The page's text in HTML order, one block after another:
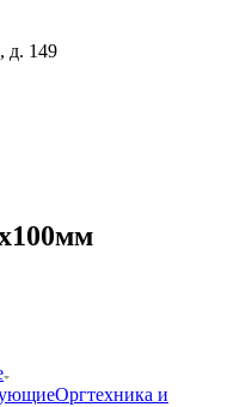
д. 149
Оргтехника и